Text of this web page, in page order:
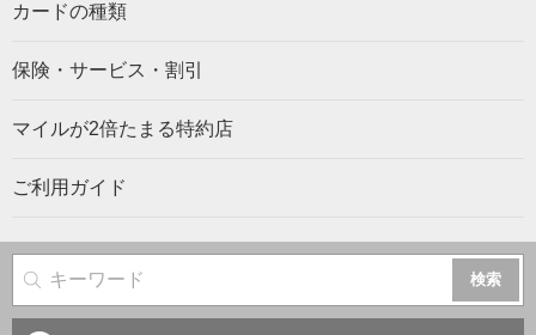
カードの種類
保険・サービス・割引
マイルが2倍たまる特約店
ご利用ガイド
サイト内検索